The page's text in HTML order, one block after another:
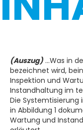
(Auszug) ...Was in
bezeichnet wird,
Inspektion und
Instandhaltung im
Die Systemtisierung
in Abbildung 1
Wartung und